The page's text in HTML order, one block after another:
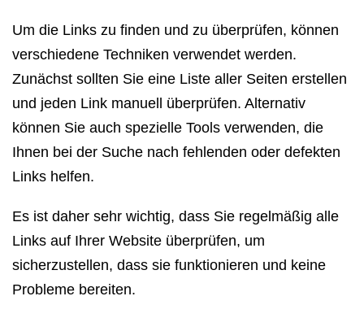
Um die Links zu finden und zu überprüfen, können
verschiedene Techniken verwendet werden.
Zunächst sollten Sie eine Liste aller Seiten erstellen
und jeden Link manuell überprüfen. Alternativ
können Sie auch spezielle Tools verwenden, die
Ihnen bei der Suche nach fehlenden oder defekten
Links helfen.
Es ist daher sehr wichtig, dass Sie regelmäßig alle
Links auf Ihrer Website überprüfen, um
sicherzustellen, dass sie funktionieren und keine
Probleme bereiten.